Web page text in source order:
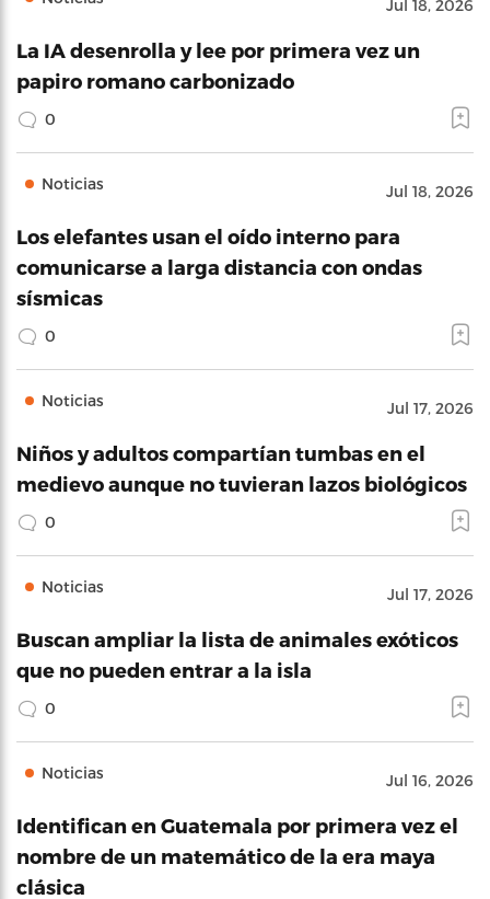
Jul 18, 2026
La IA desenrolla y lee por primera vez un
papiro romano carbonizado
0
Noticias Jul 18, 2026
Los elefantes usan el oído interno para
comunicarse a larga distancia con ondas
sísmicas
0
Noticias Jul 17, 2026
Niños y adultos compartían tumbas en el
medievo aunque no tuvieran lazos biológicos
0
Noticias Jul 17, 2026
Buscan ampliar la lista de animales exóticos
que no pueden entrar a la isla
0
Noticias Jul 16, 2026
Identifican en Guatemala por primera vez el
nombre de un matemático de la era maya
clásica